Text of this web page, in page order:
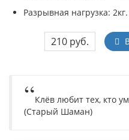
Разрывная нагрузка: 2кг.
210 руб.
Клёв любит тех, кто
(Старый Шаман)